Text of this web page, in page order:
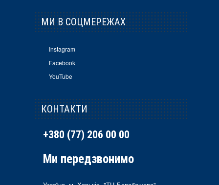
МИ В СОЦМЕРЕЖАХ
Instagram
Facebook
YouTube
КОНТАКТИ
+380 (77) 206 00 00
Ми передзвонимо